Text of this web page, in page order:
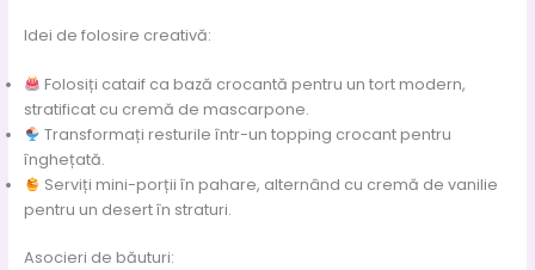
Idei de folosire creativă:
Folosiți cataif ca bază crocantă pentru un tort modern,
stratificat cu cremă de mascarpone.
Transformați resturile într-un topping crocant pentru
înghețată.
Serviți mini-porții în pahare, alternând cu cremă de vanilie
pentru un desert în straturi.
Asocieri de băuturi: